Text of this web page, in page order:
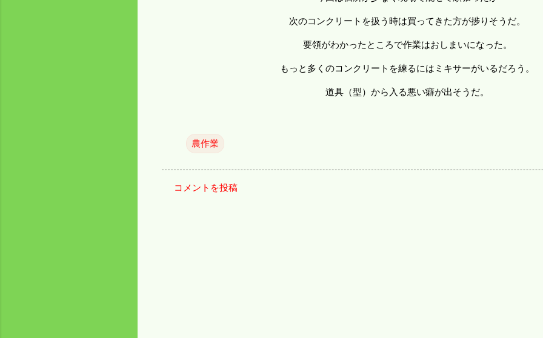
次のコンクリートを扱う時は買ってきた方が捗りそうだ。
要領がわかったところで作業はおしまいになった。
もっと多くのコンクリートを練るにはミキサーがいるだろう。
道具（型）から入る悪い癖が出そうだ。
農作業
コメントを投稿